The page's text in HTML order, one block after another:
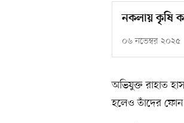
নকলায় কৃষি
০৬ নভেম্বর ২০২৫
অভিযুক্ত রাহাত
হলেও তাঁদের ফোন